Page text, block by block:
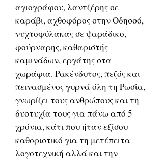
αγιογράφου, λαντζέρης σε
καράβι, αχθοφόρος στην Οδησσό,
νυχτοφύλακας σε ψαράδικο,
φούρναρης, καθαριστής
καμινάδων, εργάτης στα
χωράφια. Ρακένδυτος, πεζός και
πεινασμένος γυρνά όλη τη Ρωσία,
γνωρίζει τους ανθρώπους και τη
δυστυχία τους για πάνω από 5
χρόνια, κάτι που ήταν εξίσου
καθοριστικό για τη μετέπειτα
λογοτεχνική αλλά και την